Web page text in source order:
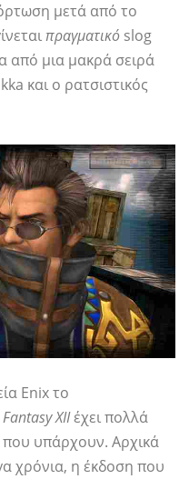
μετά από το
πραγματικό slog
από μια μακρά σειρά
και ο ρατσιστικός
Enix το
XIIέχει πολλά
που υπάρχουν. Αρχικά
χρόνια, η έκδοση που